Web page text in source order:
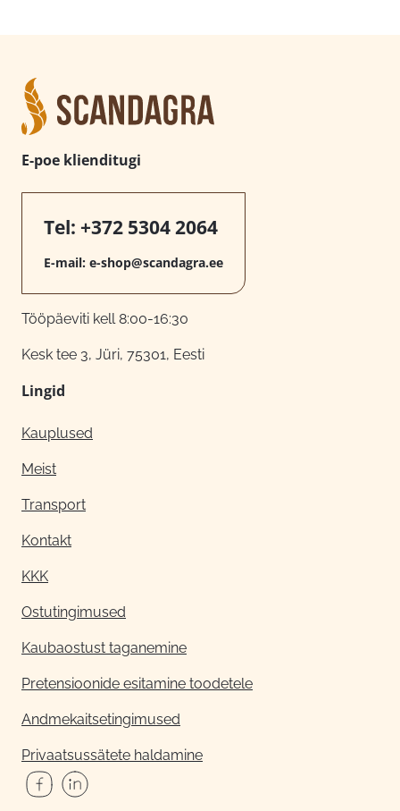
E-poe klienditugi
Tel: +372 5304 2064
E-mail: e-shop@scandagra.ee
Tööpäeviti kell 8:00-16:30
Kesk tee 3, Jüri, 75301, Eesti
Lingid
Kauplused
Meist
Transport
Kontakt
KKK
Ostutingimused
Kaubaostust taganemine
Pretensioonide esitamine toodetele
Andmekaitsetingimused
Privaatsussätete haldamine